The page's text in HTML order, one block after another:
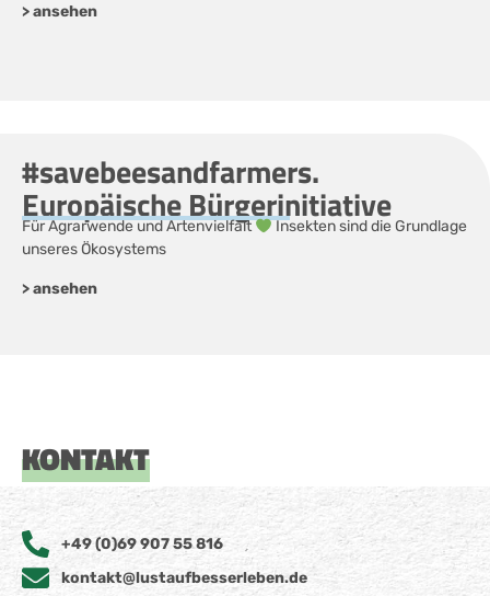
> ansehen
#savebeesandfarmers.
Europäische Bürgerinitiative
Für Agrarwende und Artenvielfalt
Insekten sind die Grundlage
unseres Ökosystems
> ansehen
KONTAKT
+49 (0)69 907 55 816
kontakt@lustaufbesserleben.de